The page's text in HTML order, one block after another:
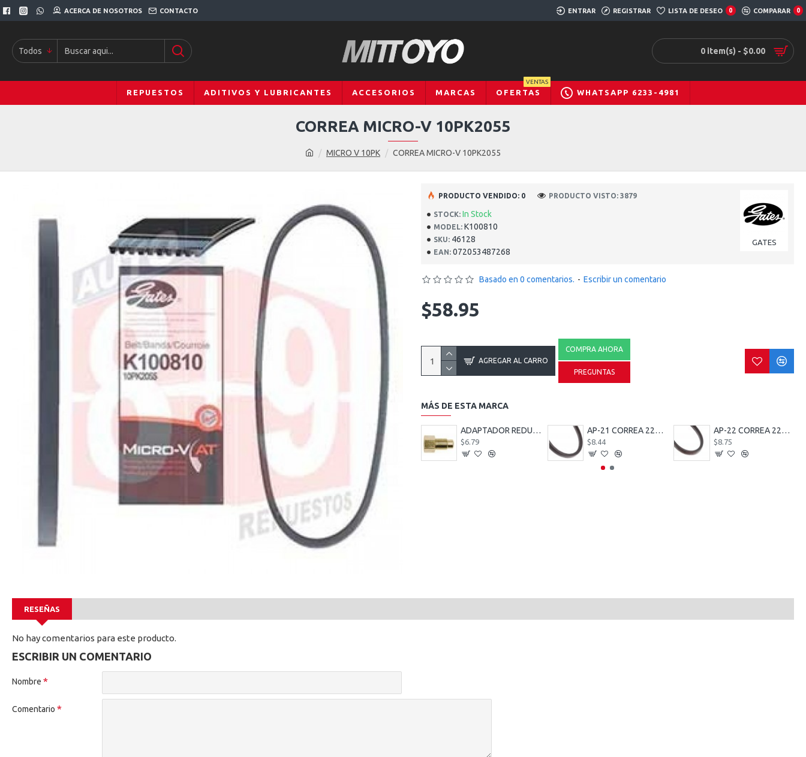
ACERCA DE NOSOTROS CONTACTO ENTRAR REGISTRAR LISTA DE DESEO 0 COMPARAR 0
Todos 0 item(s) - $0.00
REPUESTOS ADITIVOS Y LUBRICANTES ACCESORIOS MARCAS OFERTAS
VENTAS
WHATSAPP 6233-4981
MICRO V 10PK CORREA MICRO-V 10PK2055
CORREA MICRO-V 10PK2055
STOCK: In Stock
MODEL: K100810
SKU: 46128
EAN: 072053487268
GATES
PRODUCTO VENDIDO: 0 PRODUCTO VISTO: 3879
Basado en 0 comentarios. - Escribir un comentario
$58.95
AGREGAR AL CARRO
COMPRA AHORA
PREGUNTAS
MÁS DE ESTA MARCA
ADAPTADOR REDUCTOR FRENO 12 MM MACHO 10 MM HEMBRA
$6.79
AP-21 CORREA 22379
$8.44
AP-22 CORREA 22380
$8.75
RESEÑAS
No hay comentarios para este producto.
ESCRIBIR UN COMENTARIO
Nombre
Comentario